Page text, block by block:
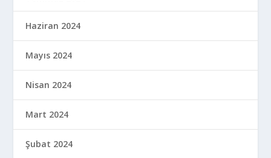
Haziran 2024
Mayıs 2024
Nisan 2024
Mart 2024
Şubat 2024